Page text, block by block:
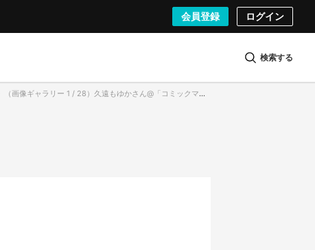
会員登録 ログイン
検索する
（画像ギャラリー 1 / 28）久遠もゆかさん@「コミックマーケット97」（C97）